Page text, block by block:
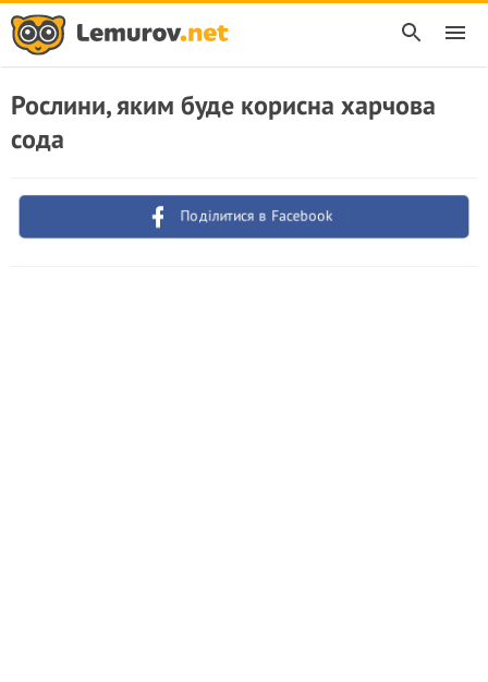
Рослини, яким буде корисна харчова
сода
Поділитися в Facebook